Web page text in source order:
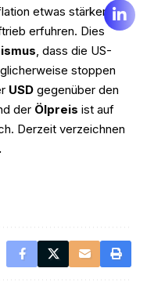
etwas stärker als
erfuhren. Dies
, dass die US-
stoppen
USD gegenüber den
der Ölpreis ist auf
Derzeit verzeichnen